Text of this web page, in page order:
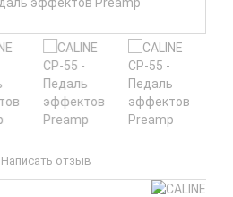
Написать отзыв